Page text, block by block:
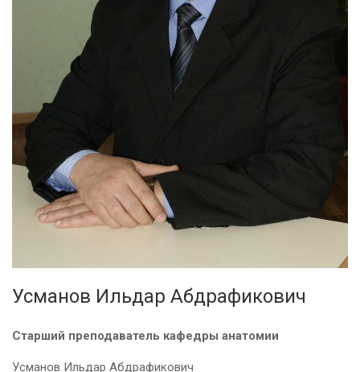
Усманов Ильдар Абдрафикович
Старший преподаватель кафедры анатомии
Усманов Ильдар Абдрафикович